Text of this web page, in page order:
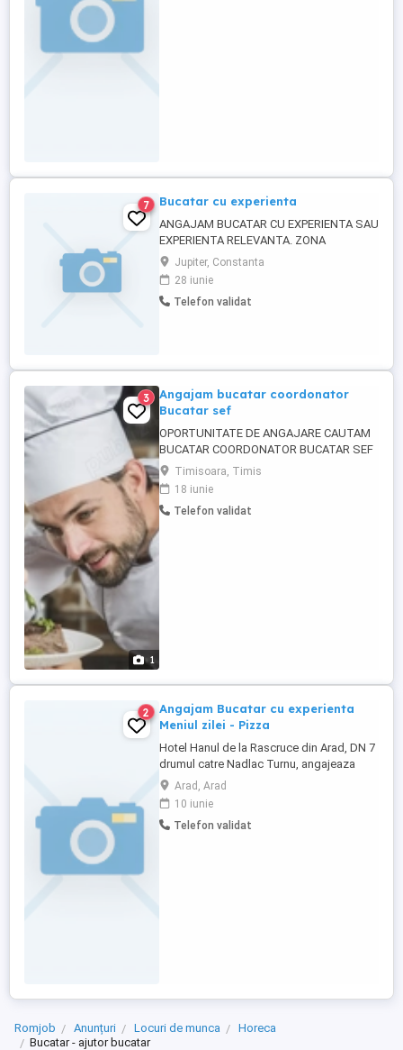
7 Bucatar cu experienta
ANGAJAM BUCATAR CU EXPERIENTA SAU
EXPERIENTA RELEVANTA. ZONA
MANGALIA
Jupiter, Constanta
28 iunie
Telefon validat
1
3
Angajam bucatar coordonator
Bucatar sef
OPORTUNITATE DE ANGAJARE CAUTAM
BUCATAR COORDONATOR BUCATAR SEF
PT MIC DEJUN si EVENIMENTE Hotel
ATLAS - 4 Stele - Timisoara Centru - Mic
dejun - Sali Conferinte - Restaurant 10-100
locuri Esti un bucatar cu experienta, cu
Timisoara, Timis
18 iunie
Telefon validat
2
Angajam Bucatar cu experienta
Meniul zilei - Pizza
Hotel Hanul de la Rascruce din Arad, DN 7
drumul catre Nadlac Turnu, angajeaza
bucatar cu experienta in domeniu. Salar
motivant, meniul prestabilit cu pensiune
completa si a la carte, precum si Pizza.
Necesar permis de conducere. Mai multe
Arad, Arad
10 iunie
Telefon validat
Romjob Anunțuri Locuri de munca
Horeca
Bucatar - ajutor bucatar